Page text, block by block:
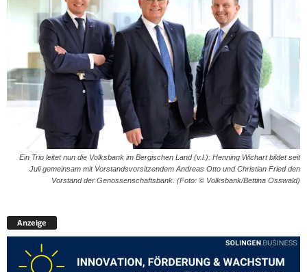
Ein Trio leitet nun die Volksbank im Bergischen Land (v.l.): Henning Wichart bildet seit
Juli gemeinsam mit Vorstandsvorsitzendem Andreas Otto und Christian Fried den
Vorstand der Genossenschaftsbank. (Foto: © Volksbank/Bettina Osswald)
Anzeige